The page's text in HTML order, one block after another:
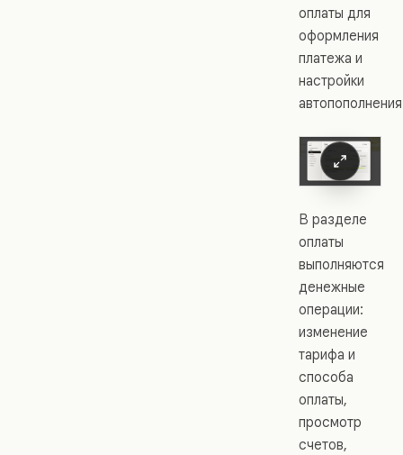
оплаты для
оформления
платежа и
настройки
В разделе
оплаты
выполняются
денежные
операции:
изменение
тарифа и
способа
оплаты,
просмотр
счетов,